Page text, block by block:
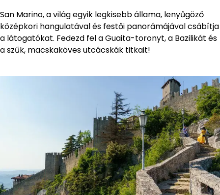
San Marino, a világ egyik legkisebb állama, lenyűgöző
középkori hangulatával és festői panorámájával csábítja
a látogatókat. Fedezd fel a Guaita-toronyt, a Bazilikát és
a szűk, macskaköves utcácskák titkait!